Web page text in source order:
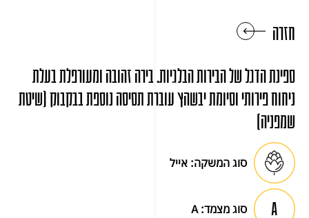
ספינת הדגל של הבירות הבלגיות. בירה זהובה ומעורפלת בעלת
ניחוח פירותי וסיומת יבשהץ עוברת תסיסה נוספת בבקבוק (שיטת
שמפניה)
סוג המשקה: אייל
סוג מצמד: A
חזרה